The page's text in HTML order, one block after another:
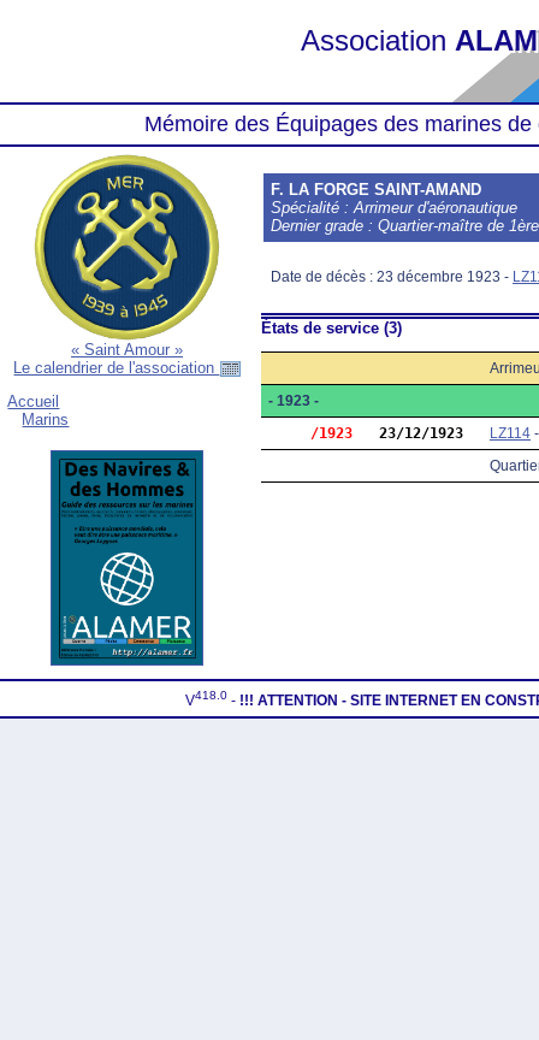
Association
Mémoire des Équipages des marines
« Saint Amour »
Le calendrier de l'association
Accueil
Marins
F. LA FORGE SAINT-AMAND
Spécialité : Arrimeur d'aéronautique
Dernier grade : Quartier-maître de
Date de décès : 23 décembre 1923 -
États de service (3)
- 1923 -
     /1923
23/12/1923 LZ114
V418.0 - !!! ATTENTION - SITE INTERNET EN